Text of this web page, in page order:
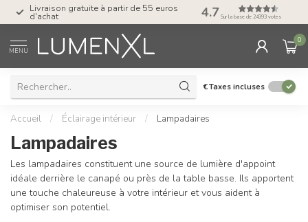
Livraison gratuite à partir de 55 euros
d'achat Post-paiement avec
4.7 Sur la base de 24393 votes
MENU
0
€Taxes incluses
Accueil / Éclairage intérieur / Lampadaires
Lampadaires
Les lampadaires constituent une source de lumière d'appoint
idéale derrière le canapé ou près de la table basse. Ils apportent
une touche chaleureuse à votre intérieur et vous aident à
optimiser son potentiel.